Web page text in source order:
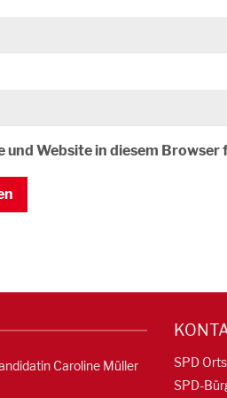
und Website in diesem
Caroline Müller
SPD
SPD-